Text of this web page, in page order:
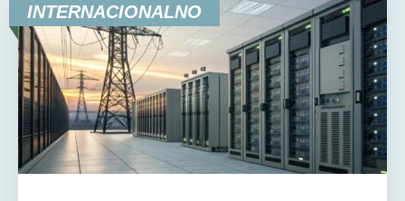
INTERNACIONALNO